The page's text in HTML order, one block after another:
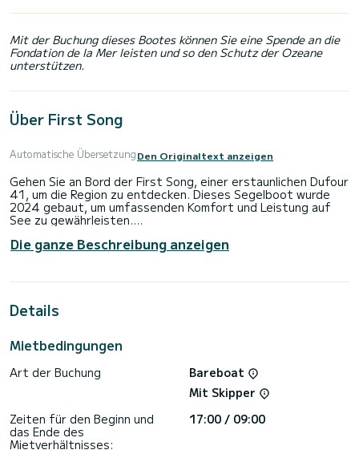
Mit der Buchung dieses Bootes können Sie eine Spende an die
Fondation de la Mer leisten und so den Schutz der Ozeane
unterstützen.
Über First Song
Automatische ÜbersetzungDen Originaltext anzeigen
Gehen Sie an Bord der First Song, einer erstaunlichen Dufour
41, um die Region zu entdecken. Dieses Segelboot wurde
2024 gebaut, um umfassenden Komfort und Leistung auf
See zu gewährleisten.
Das Boot verfügt über 3 voll ausgestattete Kabinen und
bietet Platz für 6 Personen. Mit einer Gesamtlänge von 13
außergewöhnlichen Urlaub auf dem Wasser in der Umgebung
Rollgenua ausgestattet.
Wenn Sie Fragen zum Boot oder den Charterbedingungen
haben, können Sie eine Nachricht über die Samboat-
Plattform senden. Ein SamBoat-Berater beantwortet Ihre
Die ganze Beschreibung anzeigen
Details
Mietbedingungen
Art der Buchung
Bareboat
Mit Skipper
Zeiten für den Beginn und
das Ende des
Mietverhältnisses:
17:00 / 09:00